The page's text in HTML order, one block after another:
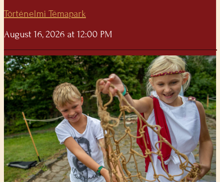
Történelmi Témapark
August 16, 2026 at 12:00 PM